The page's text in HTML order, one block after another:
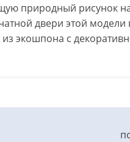
природный рисунок
двери этой
экошпона с